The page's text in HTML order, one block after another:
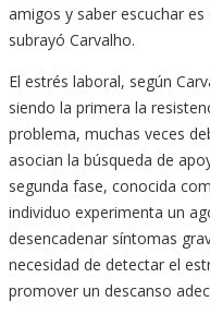
amigos y saber escuchar
subrayó Carvalho.
El estrés laboral, según
siendo la primera la
problema, muchas veces
asocian la búsqueda de
segunda fase, conocida
individuo experimenta un
desencadenar síntomas
necesidad de detectar el
promover un descanso